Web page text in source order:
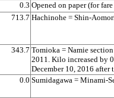
0.3 Opened on paper (for
713.7 Hachinohe = Shin-
343.7 Tomioka = Namie
2011. Kilo increased by
December 10, 2016 after
0.0 Sumidagawa = Minami-